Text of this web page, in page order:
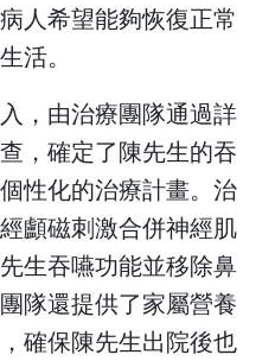
人希望能夠恢復正常
活。
，由治療團隊通過詳
，確定了陳先生的吞
性化的治療計畫。治
顱磁刺激合併神經肌
生吞嚥功能並移除鼻
隊還提供了家屬營養
確保陳先生出院後也